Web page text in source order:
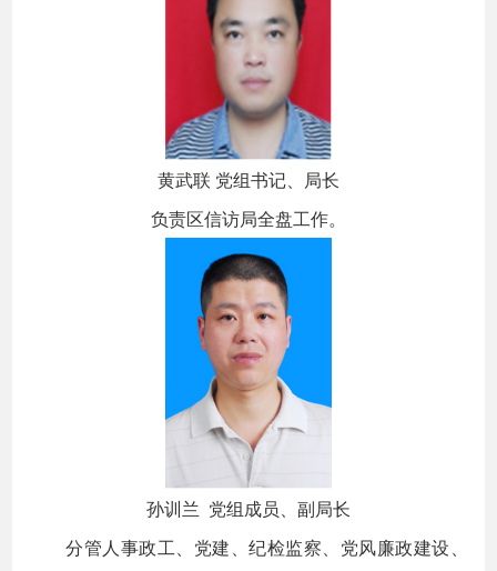
黄武联 党组书记、局长
负责区信访局全盘工作。
孙训兰 党组成员、副局长
分管人事政工、党建、纪检监察、党风廉政建设、